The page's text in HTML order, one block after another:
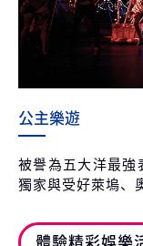
公主樂遊
被譽為五大洋最強
獨家與受好萊塢、